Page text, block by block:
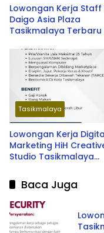
Lowongan Kerja Staff
Daigo Asia Plaza
Tasikmalaya Terbaru
Tasikmalaya
Lowongan Kerja
Marketing HiH
Studio Tasikmalaya
Baca Juga